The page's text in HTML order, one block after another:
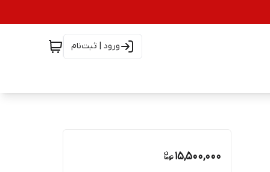
ورود | ثبت‌نام
15,500,000